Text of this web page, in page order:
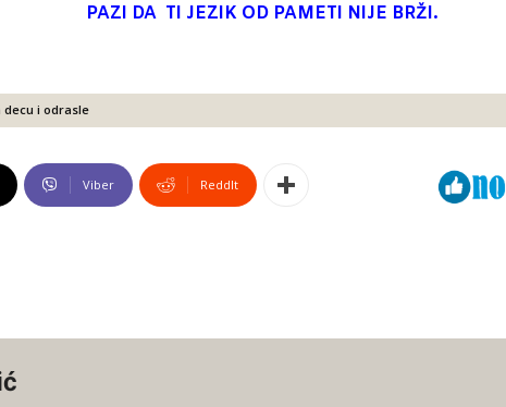
PAZI DA TI JEZIK OD PAMETI NIJE BRŽI.
decu i odrasle
Viber ReddIt